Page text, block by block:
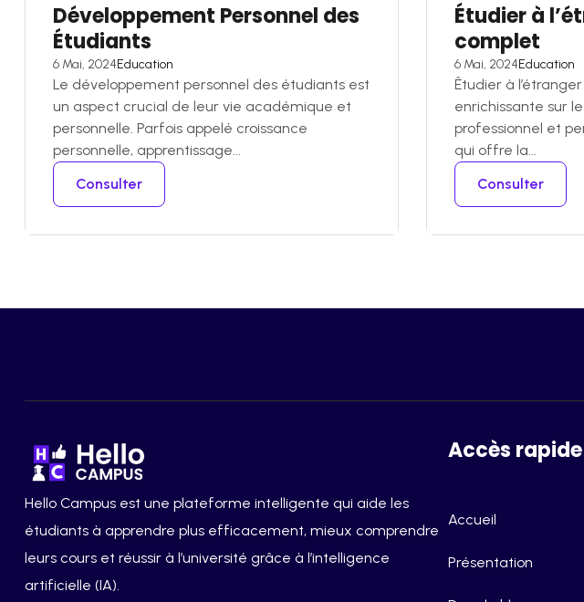
Développement Personnel des
Étudiants
6 Mai, 2024Education
Le développement personnel des étudiants est
un aspect crucial de leur vie académique et
personnelle. Parfois appelé croissance
personnelle, apprentissage...
Consulter
Étudier à
complet
6 Mai, 2024Education
Êtudier à
enrichissante sur
professionnel et
qui offre la...
Consulter
Hello Campus est une plateforme intelligente qui aide les
étudiants à apprendre plus efficacement, mieux comprendre
leurs cours et réussir à l’université grâce à l’intelligence
artificielle (IA).
Accès rapide
Accueil
Présentation